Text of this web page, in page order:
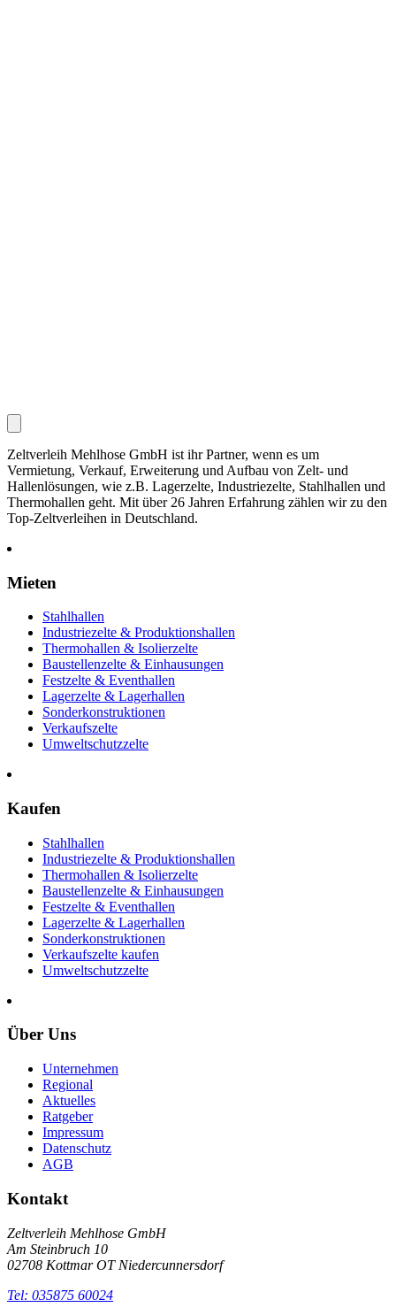
Zeltverleih Mehlhose GmbH ist ihr Partner, wenn es um
Vermietung, Verkauf, Erweiterung und Aufbau von Zelt- und
Hallenlösungen, wie z.B. Lagerzelte, Industriezelte, Stahlhallen und
Thermohallen geht. Mit über 26 Jahren Erfahrung zählen wir zu den
Top-Zeltverleihen in Deutschland.
Mieten
Stahlhallen
Industriezelte & Produktionshallen
Thermohallen & Isolierzelte
Baustellenzelte & Einhausungen
Festzelte & Eventhallen
Lagerzelte & Lagerhallen
Sonderkonstruktionen
Verkaufszelte
Umweltschutzzelte
Kaufen
Stahlhallen
Industriezelte & Produktionshallen
Thermohallen & Isolierzelte
Baustellenzelte & Einhausungen
Festzelte & Eventhallen
Lagerzelte & Lagerhallen
Sonderkonstruktionen
Verkaufszelte kaufen
Umweltschutzzelte
Über Uns
Unternehmen
Regional
Aktuelles
Ratgeber
Impressum
Datenschutz
AGB
Kontakt
Zeltverleih Mehlhose GmbH
Am Steinbruch 10
02708 Kottmar OT Niedercunnersdorf
Tel: 035875 60024